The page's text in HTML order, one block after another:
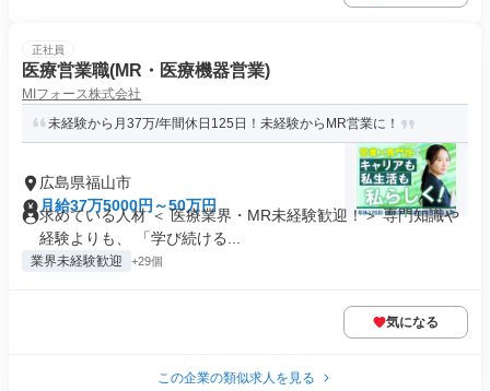
正社員
医療営業職(MR・医療機器営業)
MIフォース株式会社
未経験から月37万/年間休日125日！未経験からMR営業に！
広島県福山市
月給37万5000円～50万円
求めている人材 ＜ 医療業界・MR未経験歓迎！＞ 専門知識や
経験よりも、 「学び続ける...
業界未経験歓迎 +29個
気になる
この企業の類似求人を見る